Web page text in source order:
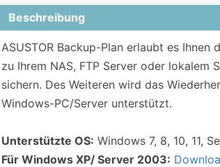
Beschreibung
ASUSTOR Backup-Plan erlaubt es
zu Ihrem NAS, FTP Server oder
sichern. Des Weiteren wird das
Windows-PC/Server unterstützt.
Unterstützte OS: Windows 7, 8, 10, 11,
Für Windows XP/ Server 2003: